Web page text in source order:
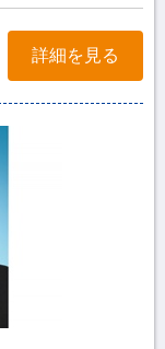
詳細を見る